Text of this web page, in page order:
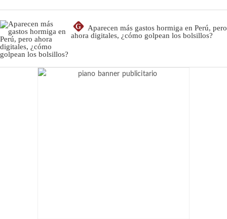
G
Aparecen más gastos hormiga en Perú, pero
ahora digitales, ¿cómo golpean los bolsillos?